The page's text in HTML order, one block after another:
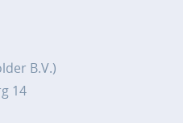
B.V.)
14